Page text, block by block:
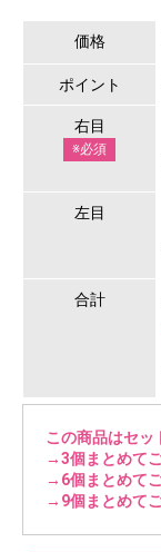
価格
ポイント
右目
※必須
左目
合計
この商品はセッ
→3個まとめて
→6個まとめて
→9個まとめて